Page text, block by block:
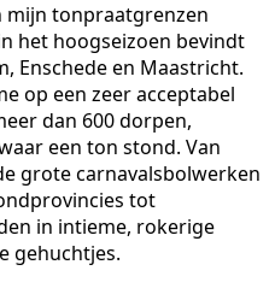
mijn tonpraatgrenzen
het hoogseizoen bevindt
Enschede en Maastricht.
op een zeer acceptabel
dan 600 dorpen,
een ton stond. Van
grote carnavalsbolwerken
tot
in intieme, rokerige
gehuchtjes.